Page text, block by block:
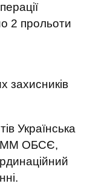
2 прольоти
захисників
Українська
ОБСЄ,